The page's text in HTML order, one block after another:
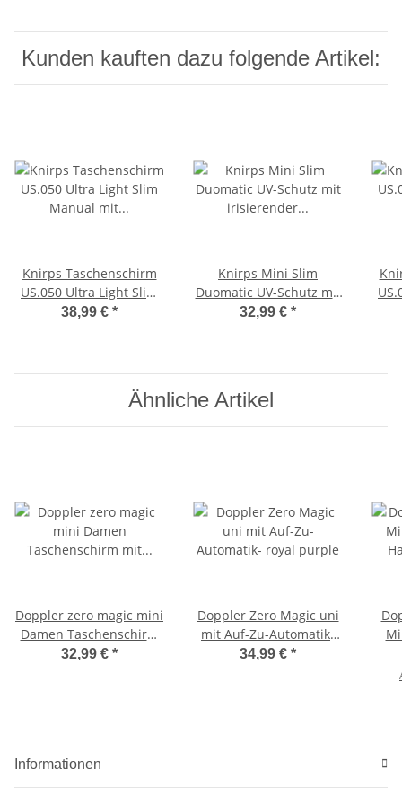
Kunden kauften dazu folgende Artikel:
Knirps Taschenschirm
US.050 Ultra Light Slim
Manual mit UV- und
38,99 € *
Knirps Mini Slim
Duomatic UV-Schutz mit
irisierender
32,99 € *
Ähnliche Artikel
Doppler zero magic mini
Damen Taschenschirm
mit Auf-Zu-Automatik
32,99 € *
Doppler Zero Magic uni
mit Auf-Zu-Automatik-
royal purple
34,99 € *
Informationen